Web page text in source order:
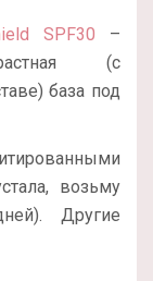
SPF30 –
(с
база под
возьму
Другие